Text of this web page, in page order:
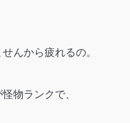
んから疲れるの。
物ランクで、